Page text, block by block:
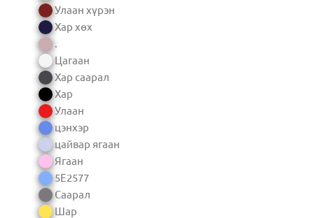
Улаан хүрэн
Хар хөх
.
Цагаан
Хар саарал
Хар
Улаан
цэнхэр
цайвар ягаан
Ягаан
5E2577
Саарал
Шар